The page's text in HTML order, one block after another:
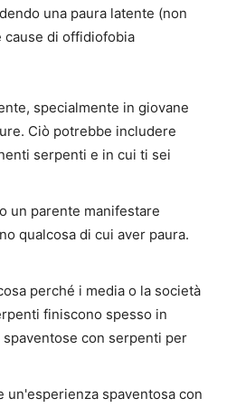
una paura latente (non
cause di offidiofobia
specialmente in giovane
Ciò potrebbe includere
serpenti e in cui ti sei
un parente manifestare
qualcosa di cui aver paura.
perché i media o la società
finiscono spesso in
con serpenti per
spaventosa con